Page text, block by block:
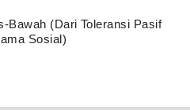
Bawah (Dari Toleransi Pasif
Sosial)